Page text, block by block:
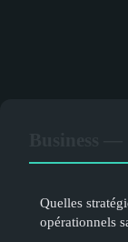
Quelles
opérationnels